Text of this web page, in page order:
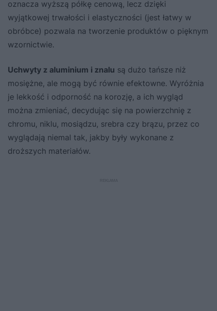
oznacza wyższą półkę cenową, lecz dzięki
wyjątkowej trwałości i elastyczności (jest łatwy w
obróbce) pozwala na tworzenie produktów o pięknym
wzornictwie.
Uchwyty z aluminium i znalu są dużo tańsze niż
mosiężne, ale mogą być równie efektowne. Wyróżnia
je lekkość i odporność na korozję, a ich wygląd
można zmieniać, decydując się na powierzchnię z
chromu, niklu, mosiądzu, srebra czy brązu, przez co
wyglądają niemal tak, jakby były wykonane z
droższych materiałów.